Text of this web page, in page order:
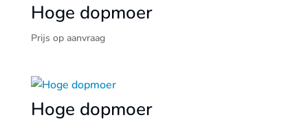
Hoge dopmoer
Prijs op aanvraag
Hoge dopmoer